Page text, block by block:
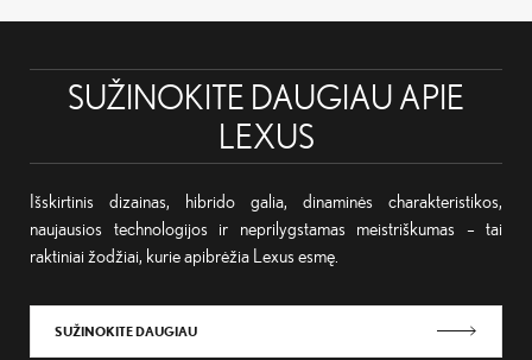
SUŽINOKITE DAUGIAU APIE
LEXUS
Išskirtinis dizainas, hibrido galia, dinaminės charakteristikos,
naujausios technologijos ir neprilygstamas meistriškumas – tai
raktiniai žodžiai, kurie apibrėžia Lexus esmę.
SUŽINOKITE DAUGIAU